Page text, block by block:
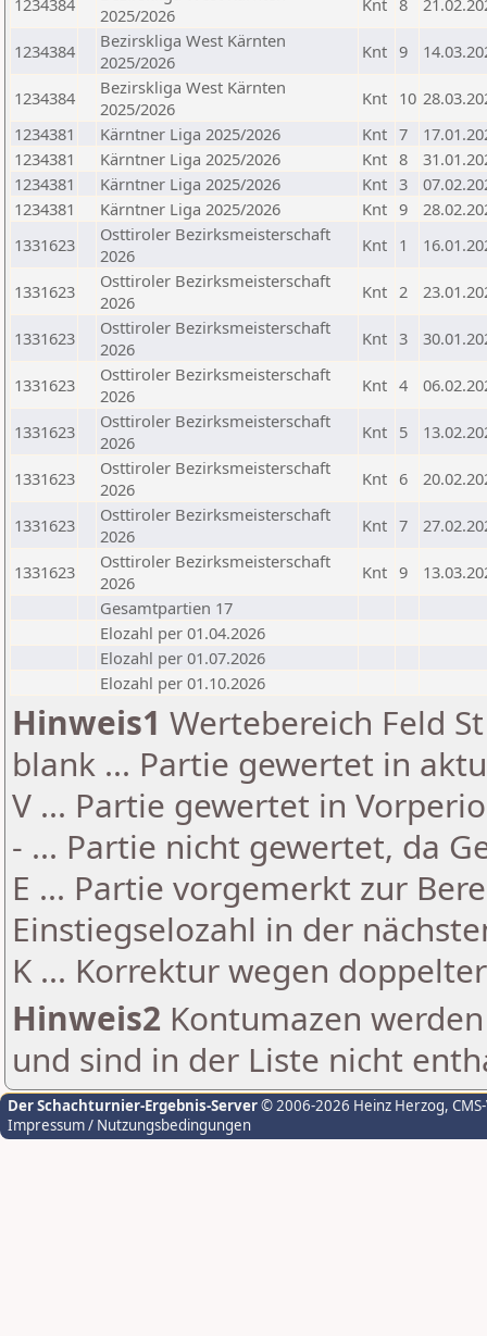
1234384
2025/2026
Knt 8
1234384
Bezirskliga West Kärnten
2025/2026
Knt 9
1234384
Bezirskliga West Kärnten
2025/2026
Knt 10
1234381
Kärntner Liga 2025/2026 Knt 7
1234381
Kärntner Liga 2025/2026 Knt 8
1234381
Kärntner Liga 2025/2026 Knt 3
1234381
Kärntner Liga 2025/2026 Knt 9
1331623
Osttiroler Bezirksmeisterschaft
2026
Knt 1
1331623
Osttiroler Bezirksmeisterschaft
2026
Knt 2
1331623
Osttiroler Bezirksmeisterschaft
2026
Knt 3
1331623
Osttiroler Bezirksmeisterschaft
2026
Knt 4
1331623
Osttiroler Bezirksmeisterschaft
2026
Knt 5
1331623
Osttiroler Bezirksmeisterschaft
2026
Knt 6
1331623
Osttiroler Bezirksmeisterschaft
2026
Knt 7
1331623
Osttiroler Bezirksmeisterschaft
2026
Knt 9
Gesamtpartien 17
Elozahl per 01.04.2026
Elozahl per 01.07.2026
Elozahl per 01.10.2026
Hinweis1 Wertebereich Feld
blank ... Partie gewertet in
V ... Partie gewertet in
- ... Partie nicht gewertet, da
E ... Partie vorgemerkt zur
Einstiegselozahl in der
K ... Korrektur wegen
Hinweis2 Kontumazen
und sind in der Liste nicht
Der Schachturnier-Ergebnis-Server© 2006-2026 Heinz Herzog,
Impressum / Nutzungsbedingungen